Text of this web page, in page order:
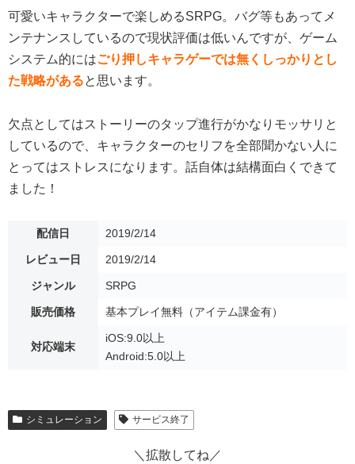
可愛いキャラクターで楽しめるSRPG。バグ等もあってメ
ンテナンスしているので現状評価は低いんですが、ゲーム
システム的にはごり押しキャラゲーでは無くしっかりとし
た戦略があると思います。
欠点としてはストーリーのタップ進行がかなりモッサリと
しているので、キャラクターのセリフを全部聞かない人に
とってはストレスになります。話自体は結構面白くできて
ました！
配信日 2019/2/14
レビュー日 2019/2/14
ジャンル SRPG
販売価格 基本プレイ無料（アイテム課金有）
対応端末
iOS:9.0以上
Android:5.0以上
シミュレーション サービス終了
＼拡散してね／